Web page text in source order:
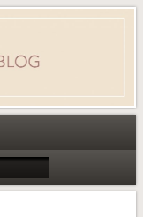
beauté